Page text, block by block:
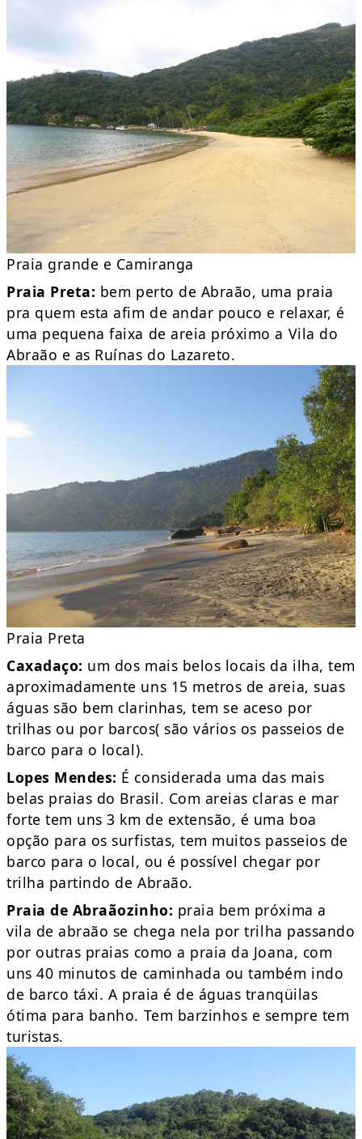
Praia grande e Camiranga
Praia Preta: bem perto de Abraão, uma praia
pra quem esta afim de andar pouco e relaxar, é
uma pequena faixa de areia próximo a Vila do
Abraão e as Ruínas do Lazareto.
Praia Preta
Caxadaço: um dos mais belos locais da ilha, tem
aproximadamente uns 15 metros de areia, suas
águas são bem clarinhas, tem se aceso por
trilhas ou por barcos( são vários os passeios de
barco para o local).
Lopes Mendes: É considerada uma das mais
belas praias do Brasil. Com areias claras e mar
forte tem uns 3 km de extensão, é uma boa
opção para os surfistas, tem muitos passeios de
barco para o local, ou é possível chegar por
trilha partindo de Abraão.
Praia de Abraãozinho: praia bem próxima a
vila de abraão se chega nela por trilha passando
por outras praias como a praia da Joana, com
uns 40 minutos de caminhada ou também indo
de barco táxi. A praia é de águas tranqüilas
ótima para banho. Tem barzinhos e sempre tem
turistas.